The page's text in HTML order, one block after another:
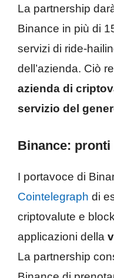
La partnership
Binance in più di
servizi di ride-
dell’azienda. Ciò
azienda di
servizio del
Binance:
I portavoce di
Cointelegraph di
criptovalute e
applicazioni della
La partnership